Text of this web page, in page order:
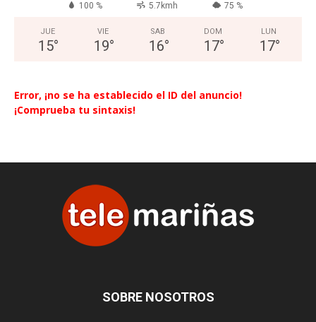
100 % 5.7kmh 75 %
JUE
15°
VIE
19°
SAB
16°
DOM
17°
LUN
17°
Error, ¡no se ha establecido el ID del anuncio!
¡Comprueba tu sintaxis!
SOBRE NOSOTROS